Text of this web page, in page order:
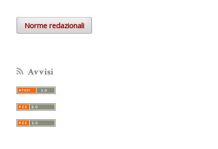
Norme redazionali
Avvisi